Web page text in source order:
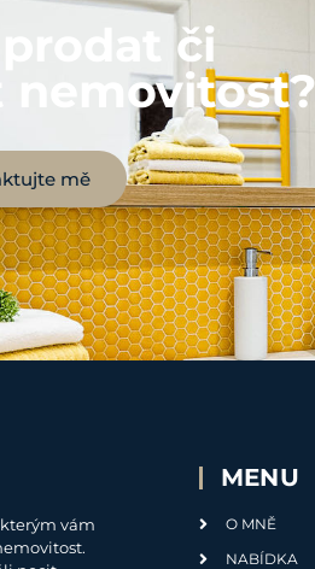
či
mě
vám
MENU
O MNĚ
NABÍDKA